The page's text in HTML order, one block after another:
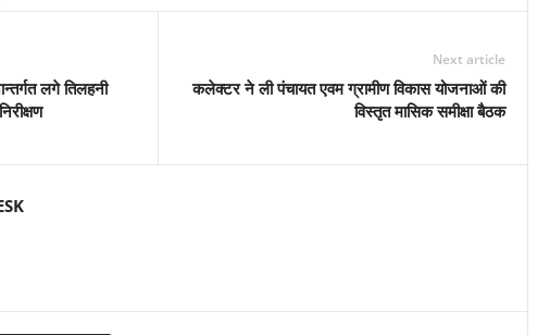
लगे तिलहनी
Next article
कलेक्टर ने ली पंचायत एवम ग्रामीण विकास योजनाओं की
विस्तृत मासिक समीक्षा बैठक